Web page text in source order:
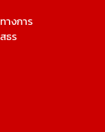
างการ
ธร